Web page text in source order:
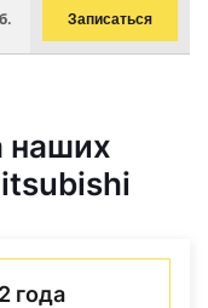
Записаться
наших
года